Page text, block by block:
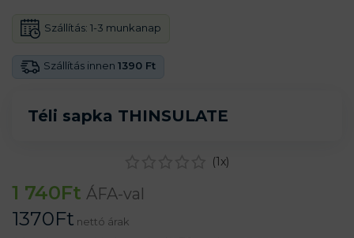
Téli sapka THINSULATE
Szállítás innen 1390 Ft
Szállítás: 1-3 munkanap
(1x)
1 740Ft ÁFA-val
1370Ft nettó árak